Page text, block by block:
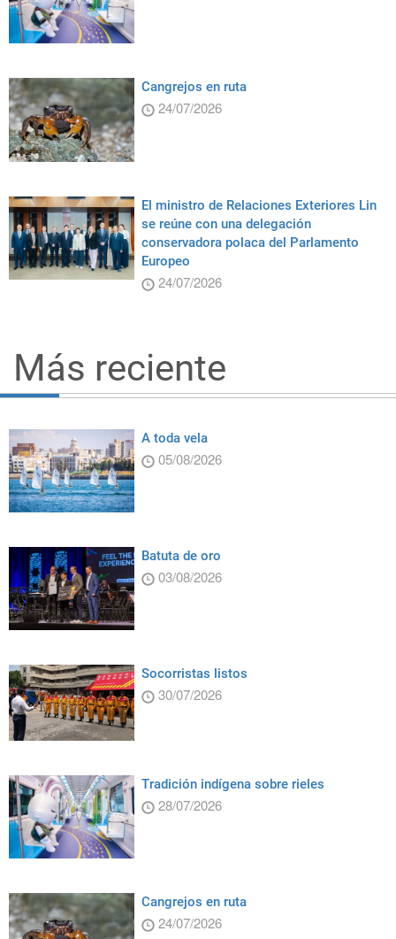
Cangrejos en ruta
24/07/2026
El ministro de Relaciones Exteriores Lin
se reúne con una delegación
conservadora polaca del Parlamento
Europeo
24/07/2026
Más reciente
A toda vela
05/08/2026
Batuta de oro
03/08/2026
Socorristas listos
30/07/2026
Tradición indígena sobre rieles
28/07/2026
Cangrejos en ruta
24/07/2026